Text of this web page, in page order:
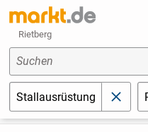
Rietberg
Suchen
Stallausrüstung